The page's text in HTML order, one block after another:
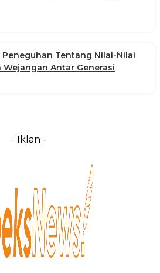
Peneguhan Tentang Nilai-Nilai
Antar Generasi
- Iklan -